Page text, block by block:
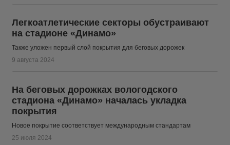
Легкоатлетические секторы обустраивают
на стадионе «Динамо»
Также уложен первый слой покрытия для беговых дорожек
9 августа 2024
На беговых дорожках вологодского
стадиона «Динамо» началась укладка
покрытия
Новое покрытие соответствует международным стандартам
25 июля 2024